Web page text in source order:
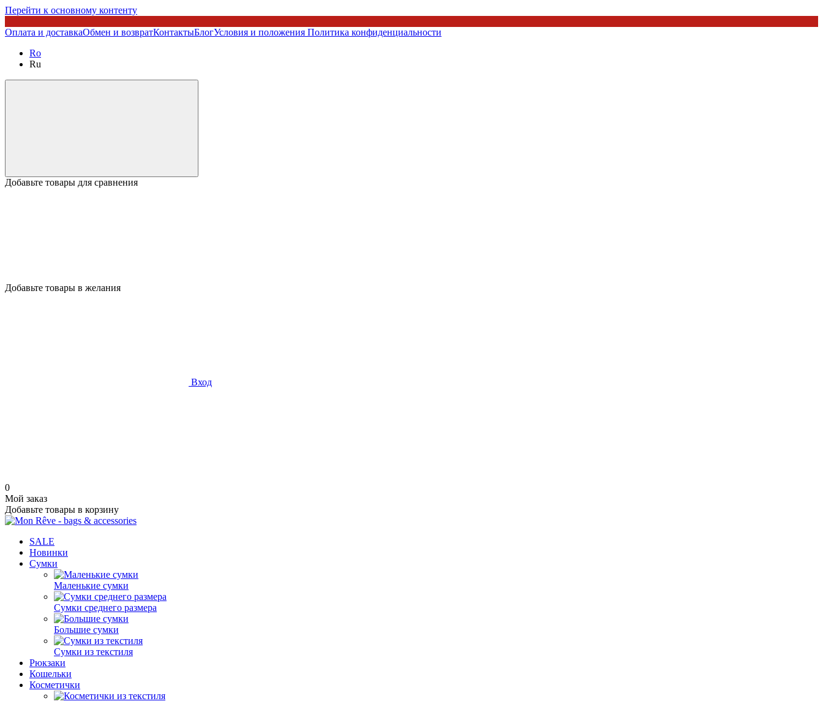
Перейти к основному контенту
Оплата и доставкаОбмен и возвратКонтактыБлогУсловия и положения Политика конфиденциальности
Ro
Ru
Добавьте товары для сравнения
Добавьте товары в желания
Вход
0
Мой заказ
Добавьте товары в корзину
SALE
Новинки
Сумки
Маленькие сумки
Сумки среднего размера
Большие сумки
Сумки из текстиля
Рюкзаки
Кошельки
Косметички